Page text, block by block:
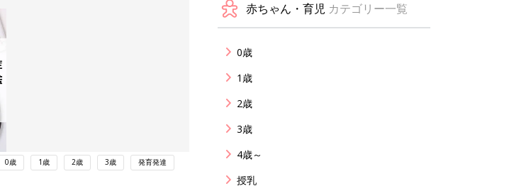
0歳 1歳 2歳 3歳 発育発達
赤ちゃん・育児 カテゴリー一覧
0歳
1歳
2歳
3歳
4歳～
授乳